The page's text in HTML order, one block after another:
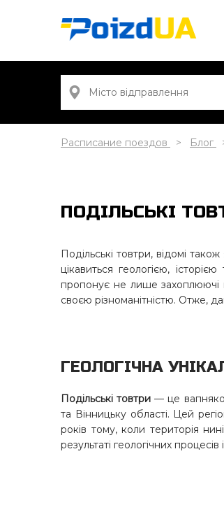
Расписание поездов Блог
ПОДІЛЬСЬКІ
Подільські товтри, відомі
цікавиться геологією,
пропонує не лише захоплюючі
своєю різноманітністю. Отже,
ГЕОЛОГІЧНА
Подільські товтри — це
та Вінницьку області. Цей
років тому, коли територія
результаті геологічних